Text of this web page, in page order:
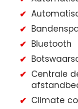
Bluetooth
Centrale
Climate